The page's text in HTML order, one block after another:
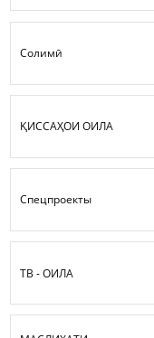
Солимӣ
ҚИССАҲОИ ОИЛА
Спецпроекты
ТВ - ОИЛА